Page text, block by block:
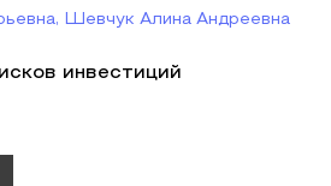
Шевчук Алина Андреевна
инвестиций